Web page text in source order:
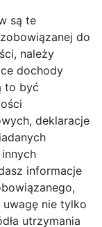
są te
do
należy
dochody
to być
deklaracje
informacje
nie tylko
utrzymania